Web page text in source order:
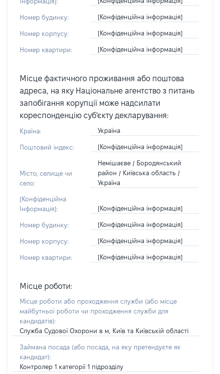
Номер будинку: [Конфіденційна інформація]
Номер корпусу: [Конфіденційна інформація]
Номер квартири: [Конфіденційна інформація]
Місце фактичного проживання або поштова
адреса, на яку Національне агентство з питань
запобігання корупції може надсилати
кореспонденцію суб'єкту декларування:
Країна: Україна
Поштовий індекс: [Конфіденційна інформація]
Місто, селище чи
село:
Немішаєве / Бородянський
район / Київська область /
Україна
[Конфіденційна
Інформація]:
[Конфіденційна інформація]
Номер будинку: [Конфіденційна інформація]
Номер корпусу: [Конфіденційна інформація]
Номер квартири: [Конфіденційна інформація]
Місце роботи:
Місце роботи або проходження служби (або місце
майбутньої роботи чи проходження служби для
кандидатів):
Служба Судової Охорони в м, Київ та Київській області
Займана посада (або посада, на яку претендуєте як
кандидат):
Контролер 1 категорії 1 підрозділу